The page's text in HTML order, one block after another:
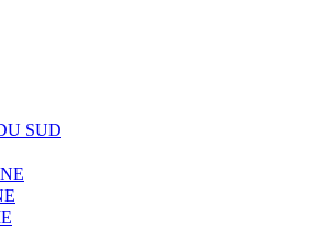
SUD